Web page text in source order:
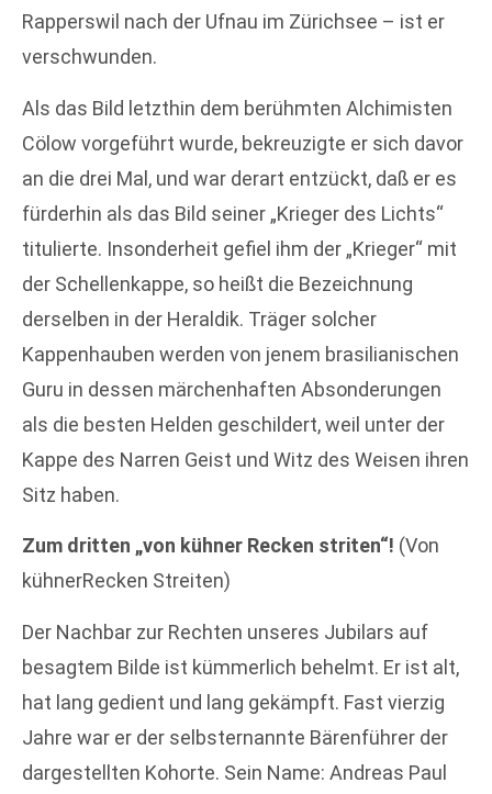
Rapperswil nach der Ufnau im Zürichsee – ist er
verschwunden.
Als das Bild letzthin dem berühmten Alchimisten
Cölow vorgeführt wurde, bekreuzigte er sich davor
an die drei Mal, und war derart entzückt, daß er es
fürderhin als das Bild seiner „Krieger des Lichts“
titulierte. Insonderheit gefiel ihm der „Krieger“ mit
der Schellenkappe, so heißt die Bezeichnung
derselben in der Heraldik. Träger solcher
Kappenhauben werden von jenem brasilianischen
Guru in dessen märchenhaften Absonderungen
als die besten Helden geschildert, weil unter der
Kappe des Narren Geist und Witz des Weisen ihren
Sitz haben.
Zum dritten „von kühner Recken striten“! (Von
kühnerRecken Streiten)
Der Nachbar zur Rechten unseres Jubilars auf
besagtem Bilde ist kümmerlich behelmt. Er ist alt,
hat lang gedient und lang gekämpft. Fast vierzig
Jahre war er der selbsternannte Bärenführer der
dargestellten Kohorte. Sein Name: Andreas Paul